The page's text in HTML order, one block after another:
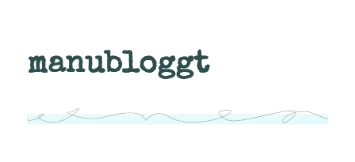
manubloggt